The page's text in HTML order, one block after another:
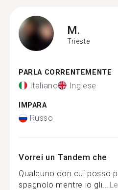
M.
Trieste
PARLA CORRENTEMENTE
Italiano Inglese
IMPARA
Russo
Vorrei un Tandem che
Qualcuno con cui posso
spagnolo mentre io gli...